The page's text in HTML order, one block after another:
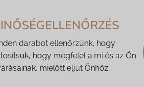
darabot ellenőrzünk, hogy
hogy megfelel a mi és az Ön
mielőtt eljut Önhöz.